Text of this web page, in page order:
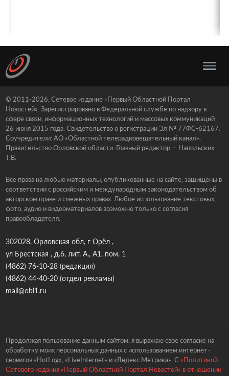
© 2011-2026, Сетевое издание «Первый Областной Портал
Новостей». Зарегистрировано в Федеральной службе по надзору в
сфере связи, информационных технологий и массовых коммуникаций
26 июня 2015 года. Свидетельство о регистрации Эл № 77ФС-62167.
Соучредители: АО «Областной телерадиовещательный канал»,
Правительство Орловской области. Главный редактор — Напольских
Т.В.
Все права на любые материалы, опубликованные на сайте, защищены в
соответствии с российским и международным законодательством об
авторском праве и смежных правах. Любое использование текстовых,
фото, аудио и видеоматериалов возможно только с согласия
правообладателя.
302028, Орловская обл, г Орёл ,
ул Брестская , д.6, лит. А., А1, пом. 1
(4862) 76-10-28(редакция)
(4862) 44-40-20(отдел рекламы)
mail@obl1.ru
Продолжая пользование данным сайтом, я выражаю свое согласие на
обработку моих персональных данных с использованием интернет-
сервисов «HotLog», «LiveInternet» и «Яндекс.Метрика». С «Политикой
Сетевого издания «Первый Областной Портал Новостей» в отношении